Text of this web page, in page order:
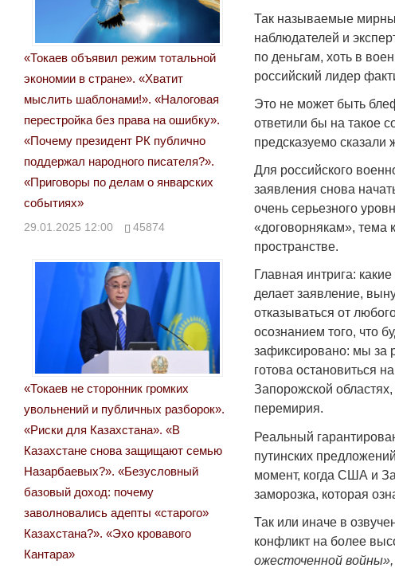
Так называемые
наблюдателей и
по деньгам, хоть в
российский лидер
Это не может быть
ответили бы на такое
предсказуемо сказали
Для российского
заявления снова
очень серьезного
«договорнякам», тема
пространстве.
Главная интрига:
делает заявление,
отказываться от
осознанием того, что
зафиксировано: мы за
готова остановиться
Запорожской областях,
перемирия.
Реальный
путинских
момент, когда США и
заморозка, которая
Так или иначе в
конфликт на более
ожесточенной войны»,
«Токаев объявил режим тотальной
экономии в стране». «Хватит
мыслить шаблонами!». «Налоговая
перестройка без права на ошибку».
«Почему президент РК публично
поддержал народного писателя?».
«Приговоры по делам о январских
событиях»
29.01.2025 12:00 45874
«Токаев не сторонник громких
увольнений и публичных разборок».
«Риски для Казахстана». «В
Казахстане снова защищают семью
Назарбаевых?». «Безусловный
базовый доход: почему
заволновались адепты «старого»
Казахстана?». «Эхо кровавого
Кантара»